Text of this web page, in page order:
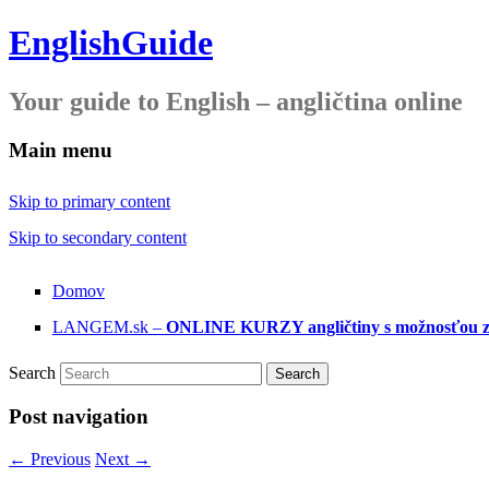
EnglishGuide
Your guide to English – angličtina online
Main menu
Skip to primary content
Skip to secondary content
Domov
LANGEM.sk – ONLINE KURZY angličtiny s možnosťou
Search
Post navigation
← Previous Next →